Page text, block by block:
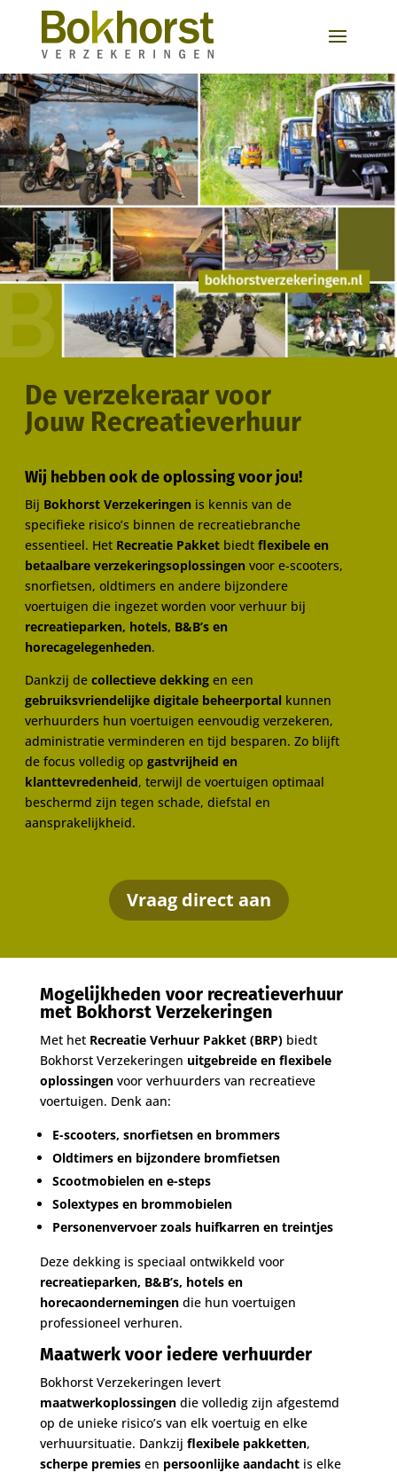
De verzekeraar voor
Jouw Recreatieverhuur
Wij hebben ook de oplossing voor jou!
Bij Bokhorst Verzekeringen is kennis van de
specifieke risico’s binnen de recreatiebranche
essentieel. Het Recreatie Pakket biedt flexibele en
betaalbare verzekeringsoplossingen voor e-scooters,
snorfietsen, oldtimers en andere bijzondere
voertuigen die ingezet worden voor verhuur bij
recreatieparken, hotels, B&B’s en
horecagelegenheden.
Dankzij de collectieve dekking en een
gebruiksvriendelijke digitale beheerportal kunnen
verhuurders hun voertuigen eenvoudig verzekeren,
administratie verminderen en tijd besparen. Zo blijft
de focus volledig op gastvrijheid en
klanttevredenheid, terwijl de voertuigen optimaal
beschermd zijn tegen schade, diefstal en
aansprakelijkheid.
Vraag direct aan
Mogelijkheden voor recreatieverhuur
met Bokhorst Verzekeringen
Met het Recreatie Verhuur Pakket (BRP)biedt
Bokhorst Verzekeringen uitgebreide en flexibele
oplossingenvoor verhuurders van recreatieve
voertuigen. Denk aan:
E-scooters, snorfietsen en brommers
Oldtimers en bijzondere bromfietsen
Scootmobielen en e-steps
Solextypes en brommobielen
Personenvervoer zoals huifkarren en treintjes
Deze dekking is speciaal ontwikkeld voor
recreatieparken, B&B’s, hotels en
horecaondernemingendie hun voertuigen
professioneel verhuren.
Maatwerk voor iedere verhuurder
Bokhorst Verzekeringen levert
maatwerkoplossingendie volledig zijn afgestemd
op de unieke risico’s van elk voertuig en elke
verhuursituatie. Dankzij flexibele pakketten,
scherpe premiesen persoonlijke aandachtis elke